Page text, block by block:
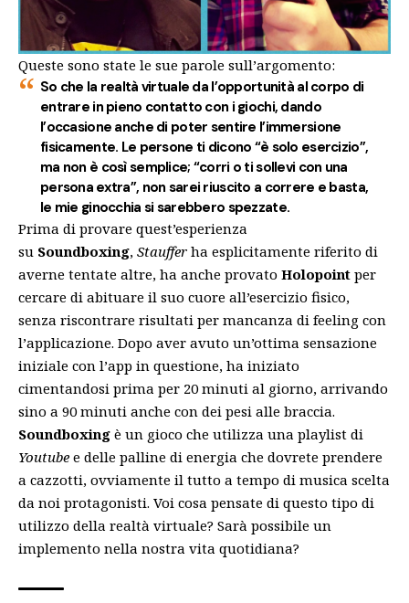
Queste sono state le sue parole sull’argomento:
So che la realtà virtuale da l’opportunità al corpo di
entrare in pieno contatto con i giochi, dando
l’occasione anche di poter sentire l’immersione
fisicamente. Le persone ti dicono “è solo esercizio”,
ma non è così semplice; “corri o ti sollevi con una
persona extra”, non sarei riuscito a correre e basta,
le mie ginocchia si sarebbero spezzate.
Prima di provare quest’esperienza
su Soundboxing, Stauffer ha esplicitamente riferito di
averne tentate altre, ha anche provato Holopoint per
cercare di abituare il suo cuore all’esercizio fisico,
senza riscontrare risultati per mancanza di feeling con
l’applicazione. Dopo aver avuto un’ottima sensazione
iniziale con l’app in questione, ha iniziato
cimentandosi prima per 20 minuti al giorno, arrivando
sino a 90 minuti anche con dei pesi alle braccia.
Soundboxing è un gioco che utilizza una playlist di
Youtube e delle palline di energia che dovrete prendere
a cazzotti, ovviamente il tutto a tempo di musica scelta
da noi protagonisti. Voi cosa pensate di questo tipo di
utilizzo della realtà virtuale? Sarà possibile un
implemento nella nostra vita quotidiana?